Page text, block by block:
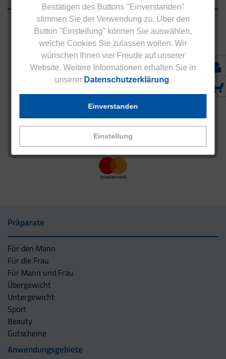
Bestätigen des Buttons "Einverstanden"
stimmen Sie der Verwendung zu. Über den
Button "Einstellung" können Sie auswählen,
welche Cookies Sie zulassen wollen. Wir
wünschen Ihnen viel Freude auf unserer
Website. Weitere Informationen erhalten Sie in
unserer Datenschutzerklärung.
Einstellung
Einverstanden
Präparate
Für den Mann
Für die Frau
Für Mann und Frau
Übergewicht
Untergewicht
Sport
Beauty
Gutscheine
Anwendungsgebiete